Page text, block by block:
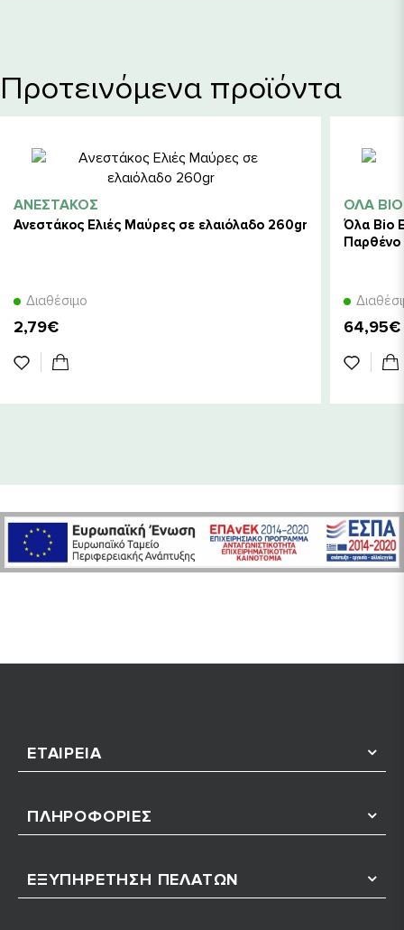
Προτεινόμενα προϊόντα
ΑΝΕΣΤΆΚΟΣ
Ανεστάκος Ελιές Μαύρες σε ελαιόλαδο 260gr
Διαθέσιμο
2,79€
ΌΛΑ BIO
Όλα Bio
64,95€
ΕΤΑΙΡΕΊΑ
ΠΛΗΡΟΦΟΡΊΕΣ
ΕΞΥΠΗΡΈΤΗΣΗ ΠΕΛΑΤΏΝ